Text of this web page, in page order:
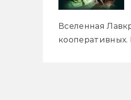
Вселенная
кооперативных.